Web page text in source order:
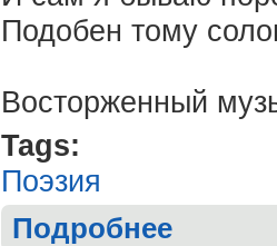
Подобен тому
Восторженный
Tags:
Поэзия
Подробнее